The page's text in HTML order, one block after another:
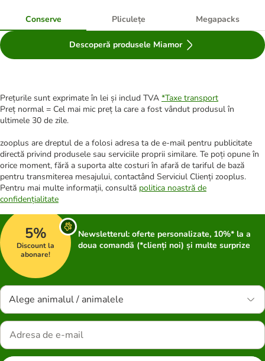
Conserve Pliculețe Megapacks
Descoperă produsele Miamor
Prețurile sunt exprimate în lei și includ TVA *Taxe transport
Preț normal = Cel mai mic preț la care a fost vândut produsul în
ultimele 30 de zile.
zooplus are dreptul de a folosi adresa ta de e-mail pentru publicitate
directă privind produsele sau serviciile proprii similare. Te poți opune în
orice moment, fără a suporta alte costuri în afară de tariful de bază
pentru transmiterea mesajului, contactând Serviciul Clienți zooplus.
Pentru mai multe informații, consultă politica noastră de
confidențialitate
5%
Discount la
abonare!
Newsletterul: oferte personalizate, 10%* la a
doua comandă (*clienți noi) și multe surprize
Alege animalul / animalele